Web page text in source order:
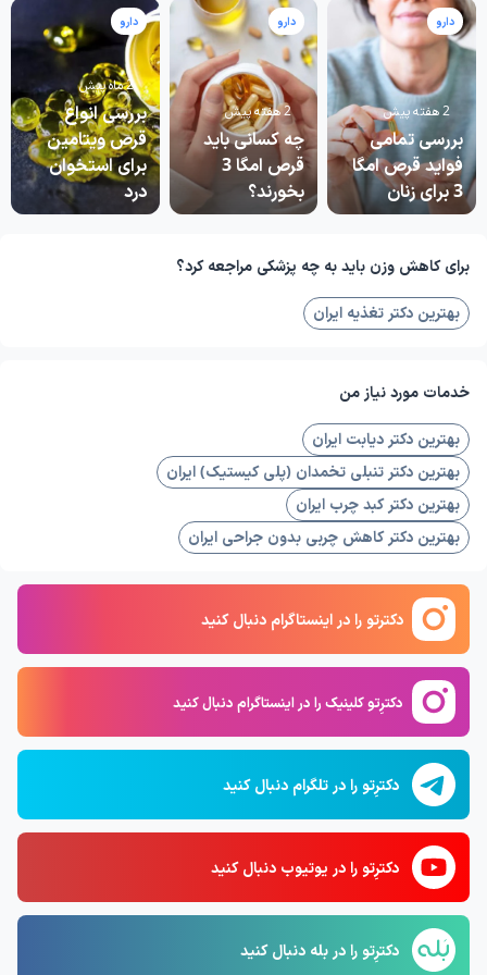
دارو
بررسی تمامی
فواید قرص امگا
3 برای زنان
2 هفته پیش
دارو
چه کسانی باید
قرص امگا 3
بخورند؟
2 هفته پیش
دارو
بررسی انواع
قرص ویتامین
برای استخوان
درد
2 ماه پیش
برای کاهش وزن باید به چه پزشکی مراجعه کرد؟
بهترین دکتر تغذیه ایران
خدمات مورد نیاز من
بهترین دکتر دیابت ایران
بهترین دکتر تنبلی تخمدان (پلی کیستیک) ایران
بهترین دکتر کبد چرب ایران
بهترین دکتر کاهش چربی بدون جراحی ایران
دکترتو را در اینستاگرام دنبال کنید
دکترِتو کلینیک را در اینستاگرام دنبال کنید
دکترِتو را در تلگرام دنبال کنید
دکترِتو را در یوتیوب دنبال کنید
دکترِتو را در بله دنبال کنید